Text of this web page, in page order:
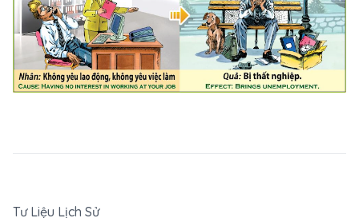
Tư Liệu Lịch Sử